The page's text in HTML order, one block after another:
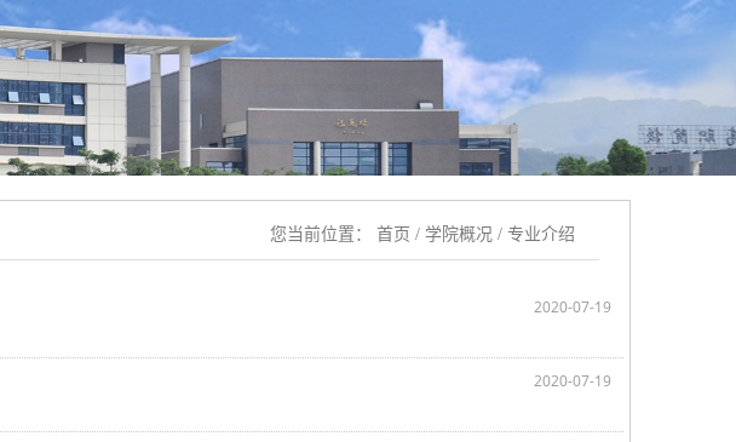
您当前位置： 首页 / 学院概况 / 专业介绍
2020-07-19
2020-07-19